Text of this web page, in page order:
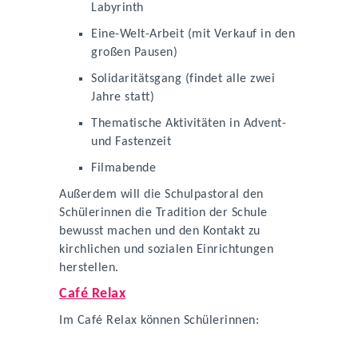
Labyrinth
Eine-Welt-Arbeit (mit Verkauf in den
großen Pausen)
Solidaritätsgang (findet alle zwei
Jahre statt)
Thematische Aktivitäten in Advent-
und Fastenzeit
Filmabende
Außerdem will die Schulpastoral den
Schülerinnen die Tradition der Schule
bewusst machen und den Kontakt zu
kirchlichen und sozialen Einrichtungen
herstellen.
Café Relax
Im Café Relax können Schülerinnen: